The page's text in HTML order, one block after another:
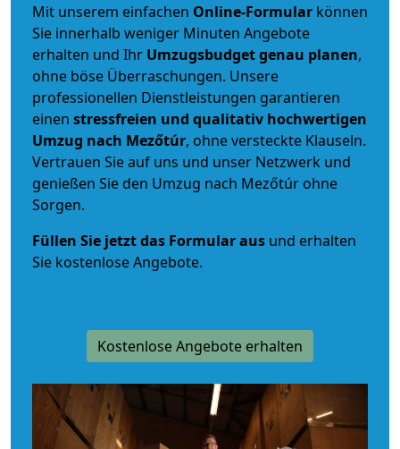
Mit unserem einfachen Online-Formular können
Sie innerhalb weniger Minuten Angebote
erhalten und Ihr Umzugsbudgetgenau planen,
ohne böse Überraschungen. Unsere
professionellen Dienstleistungen garantieren
einen stressfreien und qualitativ hochwertigen
Umzug nach Mezőtúr, ohne versteckte Klauseln.
Vertrauen Sie auf uns und unser Netzwerk und
genießen Sie den Umzug nach Mezőtúr ohne
Sorgen.
Füllen Sie jetzt das Formular aus und erhalten
Sie kostenlose Angebote.
Kostenlose Angebote erhalten